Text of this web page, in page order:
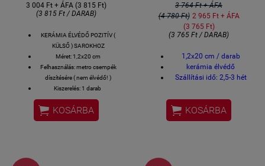
3 004 Ft + ÁFA (3 815 Ft)
(3 815 Ft / DARAB)
KERÁMIA ÉLVÉDŐ POZITÍV (
KÜLSŐ ) SAROKHOZ
Méret: 1,2x20 cm
Felhasználás: metro csempék
díszítésére ( nem élvédő! )
Kiszerelés: 1 darab
 KOSÁRBA
3 764 Ft + ÁFA
(4 780 Ft) 2 965 Ft + ÁFA
(3 765 Ft)
(3 765 Ft / DARAB)
1,2x20 cm / darab
kerámia élvédő
Szállítási idő: 2,5-3 hét
 KOSÁRBA